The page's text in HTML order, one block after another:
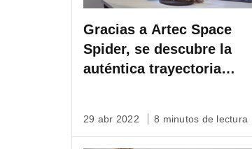
Gracias a Artec Space
Spider, se descubre la
auténtica trayectoria
29 abr 2022 8 minutos de lectura